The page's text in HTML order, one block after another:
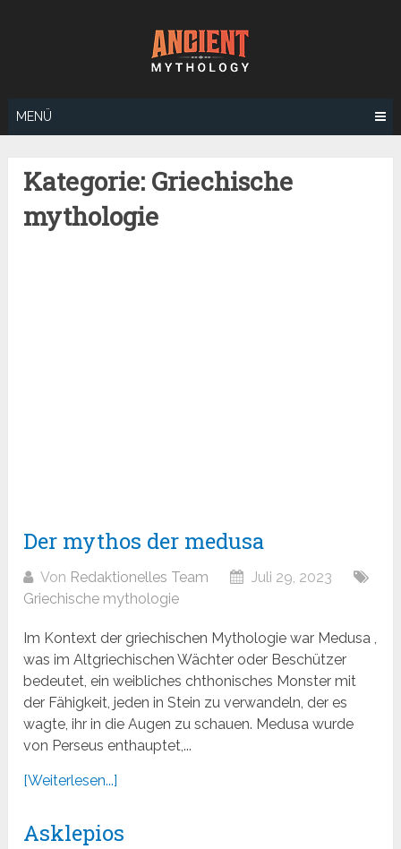
MENÜ
Kategorie: Griechische
mythologie
Der mythos der medusa
Von Redaktionelles Team
Juli 29, 2023
Griechische mythologie
Im Kontext der griechischen Mythologie war Medusa ,
was im Altgriechischen Wächter oder Beschützer
bedeutet, ein weibliches chthonisches Monster mit
der Fähigkeit, jeden in Stein zu verwandeln, der es
wagte, ihr in die Augen zu schauen. Medusa wurde
von Perseus enthauptet,...
[Weiterlesen...]
Asklepios